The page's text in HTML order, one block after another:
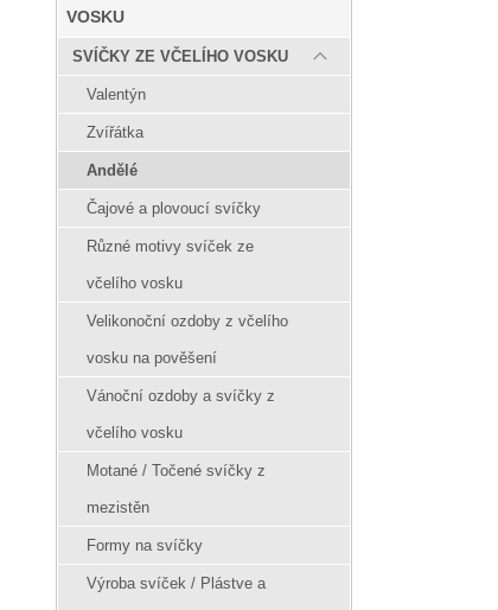
VOSKU
SVÍČKY ZE VČELÍHO VOSKU
Valentýn
Zvířátka
Andělé
Čajové a plovoucí svíčky
Různé motivy svíček ze
včelího vosku
Velikonoční ozdoby z včelího
vosku na pověšení
Vánoční ozdoby a svíčky z
včelího vosku
Motané / Točené svíčky z
mezistěn
Formy na svíčky
Výroba svíček / Plástve a